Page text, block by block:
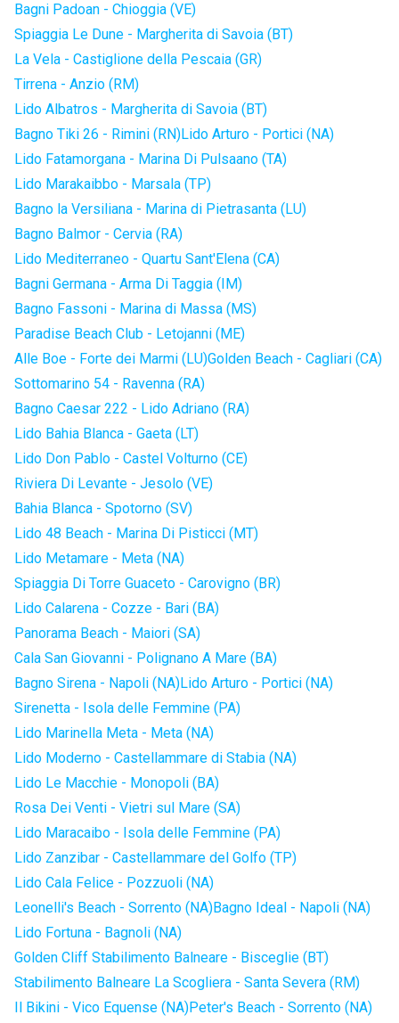
Bagni Padoan - Chioggia (VE)
Spiaggia Le Dune - Margherita di Savoia (BT)
La Vela - Castiglione della Pescaia (GR)
Tirrena - Anzio (RM)
Lido Albatros - Margherita di Savoia (BT)
Bagno Tiki 26 - Rimini (RN)Lido Arturo - Portici (NA)
Lido Fatamorgana - Marina Di Pulsaano (TA)
Lido Marakaibbo - Marsala (TP)
Bagno la Versiliana - Marina di Pietrasanta (LU)
Bagno Balmor - Cervia (RA)
Lido Mediterraneo - Quartu Sant'Elena (CA)
Bagni Germana - Arma Di Taggia (IM)
Bagno Fassoni - Marina di Massa (MS)
Paradise Beach Club - Letojanni (ME)
Alle Boe - Forte dei Marmi (LU)Golden Beach - Cagliari (CA)
Sottomarino 54 - Ravenna (RA)
Bagno Caesar 222 - Lido Adriano (RA)
Lido Bahia Blanca - Gaeta (LT)
Lido Don Pablo - Castel Volturno (CE)
Riviera Di Levante - Jesolo (VE)
Bahia Blanca - Spotorno (SV)
Lido 48 Beach - Marina Di Pisticci (MT)
Lido Metamare - Meta (NA)
Spiaggia Di Torre Guaceto - Carovigno (BR)
Lido Calarena - Cozze - Bari (BA)
Panorama Beach - Maiori (SA)
Cala San Giovanni - Polignano A Mare (BA)
Bagno Sirena - Napoli (NA)Lido Arturo - Portici (NA)
Sirenetta - Isola delle Femmine (PA)
Lido Marinella Meta - Meta (NA)
Lido Moderno - Castellammare di Stabia (NA)
Lido Le Macchie - Monopoli (BA)
Rosa Dei Venti - Vietri sul Mare (SA)
Lido Maracaibo - Isola delle Femmine (PA)
Lido Zanzibar - Castellammare del Golfo (TP)
Lido Cala Felice - Pozzuoli (NA)
Leonelli's Beach - Sorrento (NA)Bagno Ideal - Napoli (NA)
Lido Fortuna - Bagnoli (NA)
Golden Cliff Stabilimento Balneare - Bisceglie (BT)
Stabilimento Balneare La Scogliera - Santa Severa (RM)
Il Bikini - Vico Equense (NA)Peter's Beach - Sorrento (NA)